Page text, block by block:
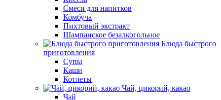
Смеси для напитков
Комбуча
Пихтовый экстракт
Шампанское безалкогольное
Блюда быстрого
приготовления
Супы
Каши
Котлеты
Чай, цикорий, какао
Чай